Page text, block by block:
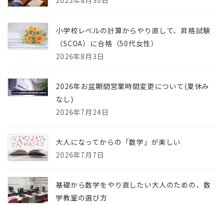
小学校レベルの計算からやり直して、昇格試験
（SCOA）に合格（50代女性）
2026年8月3日
2026年お盆期間営業時間変更について(夏休み
なし)
2026年7月24日
大人になってからの「数学」が楽しい
2026年7月7日
基礎から数学をやり直したい大人のための、数
学教室の選び方